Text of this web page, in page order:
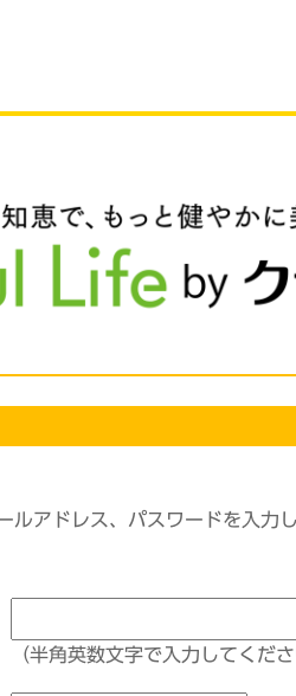
ルアドレス、パスワードを入力
（半角英数文字で入力してくださ